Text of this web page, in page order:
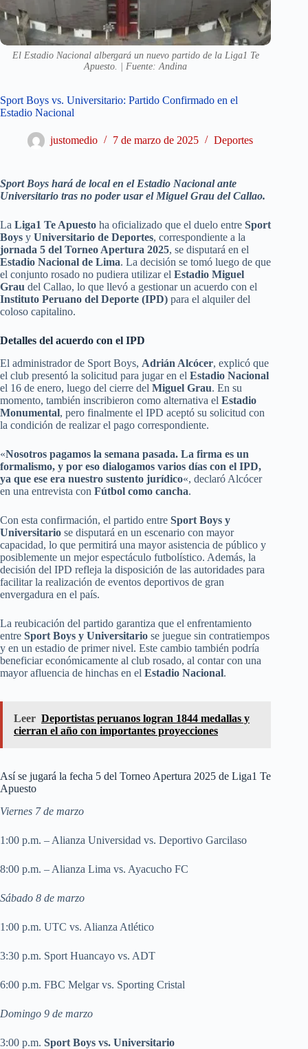
El Estadio Nacional albergará un nuevo partido de la Liga1 Te
Apuesto. | Fuente: Andina
Sport Boys vs. Universitario: Partido Confirmado en el
Estadio Nacional
justomedio 7 de marzo de 2025 Deportes
Sport Boys hará de local en el Estadio Nacional ante
Universitario tras no poder usar el Miguel Grau del Callao.
La Liga1 Te Apuesto ha oficializado que el duelo entre Sport
Boys y Universitario de Deportes, correspondiente a la
jornada 5 del Torneo Apertura 2025, se disputará en el
Estadio Nacional de Lima. La decisión se tomó luego de que
el conjunto rosado no pudiera utilizar el Estadio Miguel
Grau del Callao, lo que llevó a gestionar un acuerdo con el
Instituto Peruano del Deporte (IPD) para el alquiler del
coloso capitalino.
Detalles del acuerdo con el IPD
El administrador de Sport Boys, Adrián Alcócer, explicó que
el club presentó la solicitud para jugar en el Estadio Nacional
el 16 de enero, luego del cierre del Miguel Grau. En su
momento, también inscribieron como alternativa el Estadio
Monumental, pero finalmente el IPD aceptó su solicitud con
la condición de realizar el pago correspondiente.
«Nosotros pagamos la semana pasada. La firma es un
formalismo, y por eso dialogamos varios días con el IPD,
ya que ese era nuestro sustento jurídico«, declaró Alcócer
en una entrevista con Fútbol como cancha.
Con esta confirmación, el partido entre Sport Boys y
Universitario se disputará en un escenario con mayor
capacidad, lo que permitirá una mayor asistencia de público y
posiblemente un mejor espectáculo futbolístico. Además, la
decisión del IPD refleja la disposición de las autoridades para
facilitar la realización de eventos deportivos de gran
envergadura en el país.
La reubicación del partido garantiza que el enfrentamiento
entre Sport Boys y Universitario se juegue sin contratiempos
y en un estadio de primer nivel. Este cambio también podría
beneficiar económicamente al club rosado, al contar con una
mayor afluencia de hinchas en el Estadio Nacional.
Leer Deportistas peruanos logran 1844 medallas y
cierran el año con importantes proyecciones
Así se jugará la fecha 5 del Torneo Apertura 2025 de Liga1 Te
Apuesto
Viernes 7 de marzo
1:00 p.m. – Alianza Universidad vs. Deportivo Garcilaso
8:00 p.m. – Alianza Lima vs. Ayacucho FC
Sábado 8 de marzo
1:00 p.m. UTC vs. Alianza Atlético
3:30 p.m. Sport Huancayo vs. ADT
6:00 p.m. FBC Melgar vs. Sporting Cristal
Domingo 9 de marzo
3:00 p.m. Sport Boys vs. Universitario